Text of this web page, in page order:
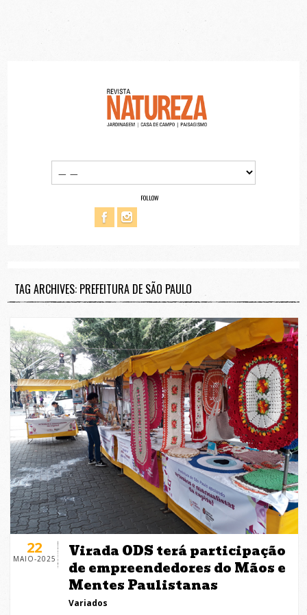
FOLLOW
TAG ARCHIVES: PREFEITURA DE SÃO PAULO
22
MAIO-2025
Virada ODS terá participação
de empreendedores do Mãos e
Mentes Paulistanas
Variados